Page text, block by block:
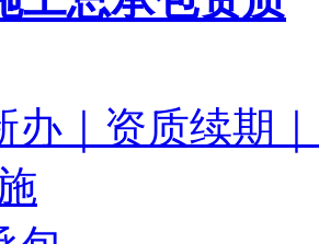
办｜资质续期